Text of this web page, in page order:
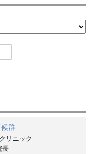
群
リニック
長